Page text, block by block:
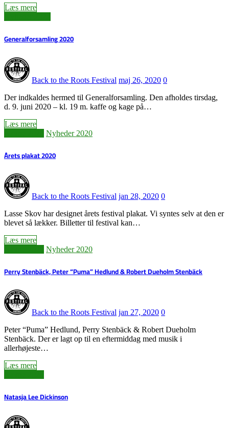
Læs mere
Generalforsamling 2020
Back to the Roots Festival maj 26, 2020 0
Der indkaldes hermed til Generalforsamling. Den afholdes tirsdag,
d. 9. juni 2020 – kl. 19 m. kaffe og kage på…
Læs mere
Nyheder 2020
Årets plakat 2020
Back to the Roots Festival jan 28, 2020 0
Lasse Skov har designet årets festival plakat. Vi syntes selv at den er
blevet så lækker. Billetter til festival kan…
Læs mere
Nyheder 2020
Perry Stenbäck, Peter “Puma” Hedlund & Robert Dueholm Stenbäck
Back to the Roots Festival jan 27, 2020 0
Peter “Puma” Hedlund, Perry Stenbäck & Robert Dueholm
Stenbäck. Der er lagt op til en eftermiddag med musik i
allerhøjeste…
Læs mere
Natasja Lee Dickinson